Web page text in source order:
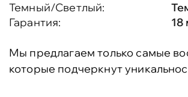
Темный/Светлый:
Гарантия:
18
Мы предлагаем только самые
которые подчеркнут